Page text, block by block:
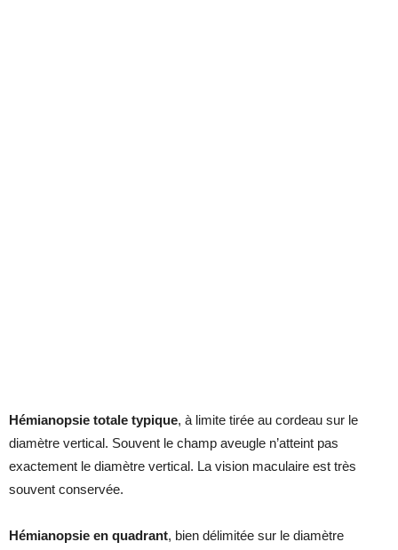
Hémianopsie totale typique, à limite tirée au cordeau sur le
diamètre vertical. Souvent le champ aveugle n’atteint pas
exactement le diamètre vertical. La vision maculaire est très
souvent conservée.
Hémianopsie en quadrant, bien délimitée sur le diamètre